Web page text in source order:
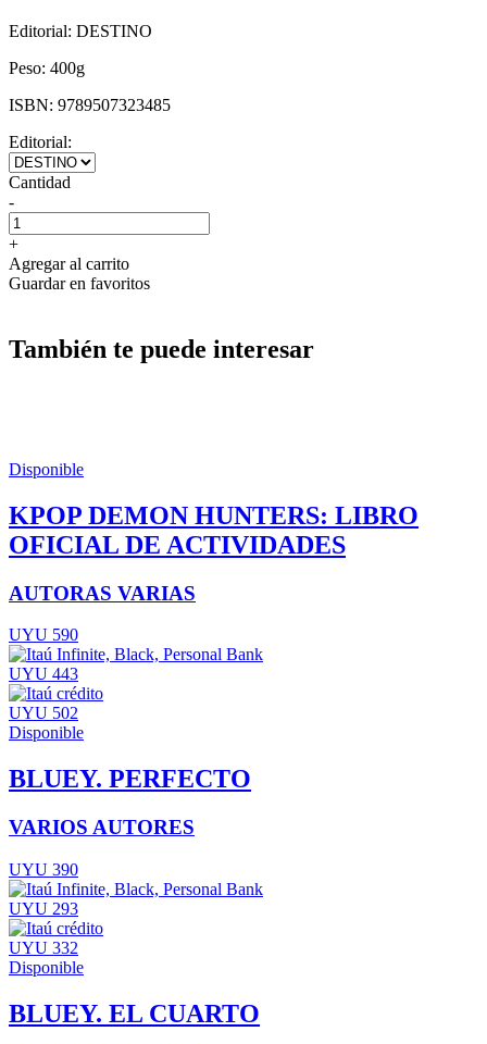
Editorial: DESTINO
Peso: 400g
ISBN: 9789507323485
Editorial:
Cantidad
-
+
Agregar al carrito
Guardar en favoritos
También te puede interesar
Disponible
KPOP DEMON HUNTERS: LIBRO
OFICIAL DE ACTIVIDADES
AUTORAS VARIAS
UYU 590
UYU 443
UYU 502
Disponible
BLUEY. PERFECTO
VARIOS AUTORES
UYU 390
UYU 293
UYU 332
Disponible
BLUEY. EL CUARTO